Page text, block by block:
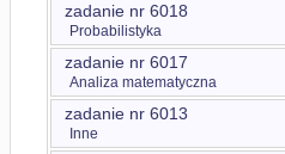
zadanie nr 6018
Probabilistyka
zadanie nr 6017
Analiza matematyczna
zadanie nr 6013
Inne